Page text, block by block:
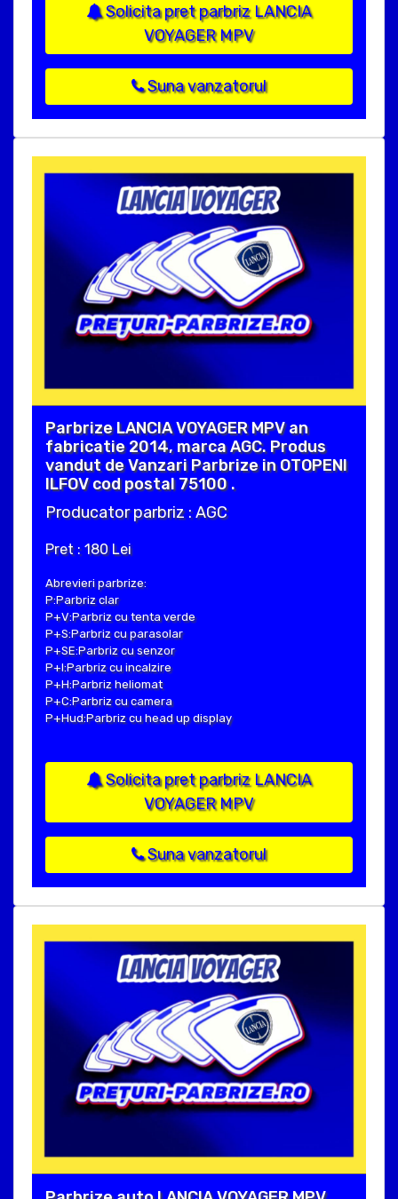
Solicita pret parbriz LANCIA
VOYAGER MPV
Suna vanzatorul
Parbrize LANCIA VOYAGER MPV an
fabricatie 2014, marca AGC. Produs
vandut de Vanzari Parbrize in OTOPENI
ILFOV cod postal 75100 .
Producator parbriz : AGC
Pret : 180 Lei
Abrevieri parbrize:
P:Parbriz clar
P+V:Parbriz cu tenta verde
P+S:Parbriz cu parasolar
P+SE:Parbriz cu senzor
P+I:Parbriz cu incalzire
P+H:Parbriz heliomat
P+C:Parbriz cu camera
P+Hud:Parbriz cu head up display
Solicita pret parbriz LANCIA
VOYAGER MPV
Suna vanzatorul